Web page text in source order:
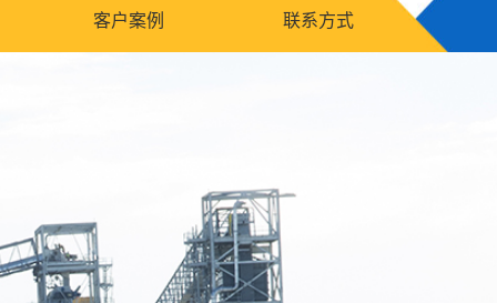
客户案例 联系方式